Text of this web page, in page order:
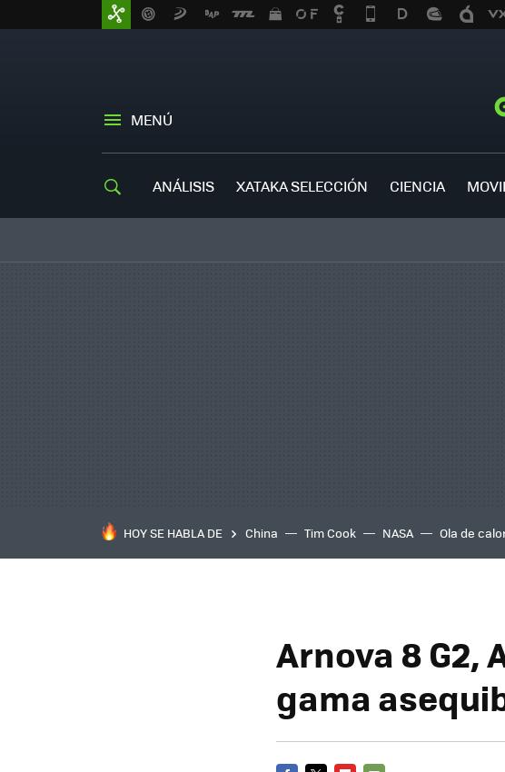
MENÚ
ANÁLISIS XATAKA SELECCIÓN CIENCIA
HOY SE HABLA DE China Tim Cook NASA Ola de
Arnova 8 G2,
gama